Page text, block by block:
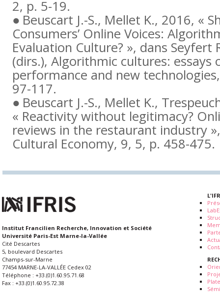
2, p. 5-19.
Beuscart J.-S., Mellet K., 2016, «
Consumers’ Online Voices:
Evaluation Culture? », dans Seyfert
(dirs.), Algorithmic cultures: essays
performance and new technologies
97-117.
Beuscart J.-S., Mellet K.,
« Reactivity without legitimacy?
reviews in the restaurant industry
Cultural Economy, 9, 5, p. 458-475.
Institut Francilien Recherche, Innovation et Société
Université Paris-Est Marne-la-Vallée
Cité Descartes
5, boulevard Descartes
Champs-sur-Marne
77454 MARNE-LA-VALLÉE Cedex 02
Téléphone : +33.(0)1.60.95.71.68
Fax : +33.(0)1.60.95.72.38